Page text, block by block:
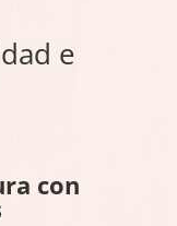
e
con